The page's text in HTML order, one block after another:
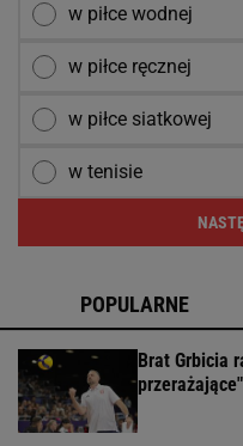
w piłce wodnej
w piłce ręcznej
w piłce siatkowej
w tenisie
POPULARNE
Brat Grbicia
przerażające"